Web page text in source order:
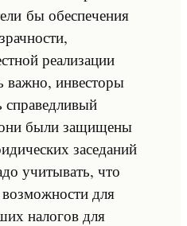
бы обеспечения
реализации
важно, инвесторы
были защищены
заседаний
учитывать, что
для
налогов для